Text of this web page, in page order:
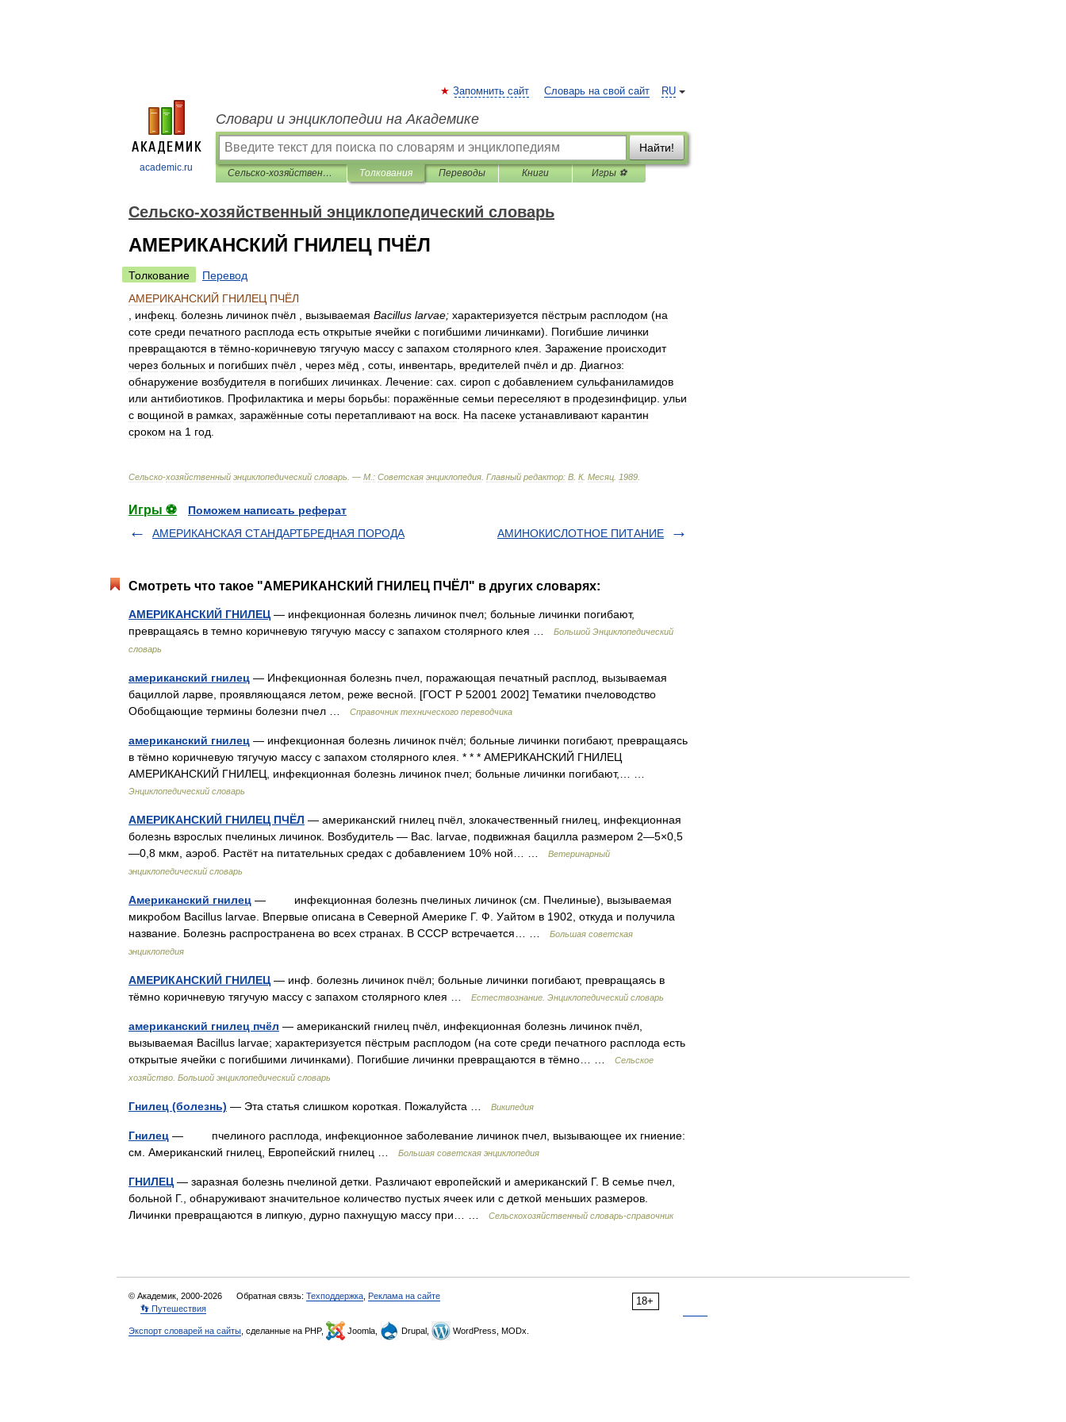
academic.ru
RU
Запомнить сайт Словарь на свой сайт
Словари и энциклопедии на Академике
Найти!
Сельско-хозяйственный энциклопедический словарь Толкования Переводы Книги Игры ⚽
Сельско-хозяйственный энциклопедический словарь
АМЕРИКАНСКИЙ ГНИЛЕЦ ПЧЁЛ
Толкование
Перевод
АМЕРИКАНСКИЙ ГНИЛЕЦ ПЧЁЛ
инфекц болезнь личинок пчёл вызываемая Bacillus larvae; характеризуется пёстрым расплодом (на
соте среди печатного расплода есть открытые ячейки с погибшими личинками). Погибшие личинки
превращаются в тёмно-коричневую тягучую массу с запахом столярного клея Заражение происходит
через больных и погибших пчёл через мёд соты инвентарь вредителей пчёл и др Диагноз:
обнаружение возбудителя в погибших личинках Лечение: сах сироп с добавлением сульфаниламидов
или антибиотиков Профилактика и меры борьбы: поражённые семьи переселяют в продезинфицир ульи
с вощиной в рамках заражённые соты перетапливают на воск На пасеке устанавливают карантин
сроком на 1 год
Сельско-хозяйственный энциклопедический словарь . — М : Советская энциклопедия Главный редактор: В К. Месяц 1989
Игры ⚽
Поможем написать реферат
АМЕРИКАНСКАЯ СТАНДАРТБРЕДНАЯ ПОРОДА
АМИНОКИСЛОТНОЕ ПИТАНИЕ
Смотреть что такое "АМЕРИКАНСКИЙ ГНИЛЕЦ ПЧЁЛ" в других словарях:
АМЕРИКАНСКИЙ ГНИЛЕЦ — инфекционная болезнь личинок пчел; больные личинки погибают,
превращаясь в темно коричневую тягучую массу с запахом столярного клея …
Большой Энциклопедический
словарь
американский гнилец — Инфекционная болезнь пчел, поражающая печатный расплод, вызываемая
бациллой ларве, проявляющаяся летом, реже весной. [ГОСТ Р 52001 2002] Тематики пчеловодство
Обобщающие термины болезни пчел …
Справочник технического переводчика
американский гнилец — инфекционная болезнь личинок пчёл; больные личинки погибают, превращаясь
в тёмно коричневую тягучую массу с запахом столярного клея. * * * АМЕРИКАНСКИЙ ГНИЛЕЦ
АМЕРИКАНСКИЙ ГНИЛЕЦ, инфекционная болезнь личинок пчел; больные личинки погибают,… …
Энциклопедический словарь
АМЕРИКАНСКИЙ ГНИЛЕЦ ПЧЁЛ — американский гнилец пчёл, злокачественный гнилец, инфекционная
болезнь взрослых пчелиных личинок. Возбудитель — Вас. larvae, подвижная бацилла размером 2—5×0,5
—0,8 мкм, аэроб. Растёт на питательных средах с добавлением 10% ной… …
Ветеринарный
энциклопедический словарь
Американский гнилец — инфекционная болезнь пчелиных личинок (см. Пчелиные), вызываемая
микробом Bacillus larvae. Впервые описана в Северной Америке Г. Ф. Уайтом в 1902, откуда и получила
название. Болезнь распространена во всех странах. В СССР встречается… …
Большая советская
энциклопедия
АМЕРИКАНСКИЙ ГНИЛЕЦ — инф. болезнь личинок пчёл; больные личинки погибают, превращаясь в
тёмно коричневую тягучую массу с запахом столярного клея …
Естествознание. Энциклопедический словарь
американский гнилец пчёл — американский гнилец пчёл, инфекционная болезнь личинок пчёл,
вызываемая Bacillus larvae; характеризуется пёстрым расплодом (на соте среди печатного расплода есть
открытые ячейки с погибшими личинками). Погибшие личинки превращаются в тёмно… …
Сельское
хозяйство. Большой энциклопедический словарь
Гнилец (болезнь) — Эта статья слишком короткая. Пожалуйста … Википедия
Гнилец — пчелиного расплода, инфекционное заболевание личинок пчел, вызывающее их гниение:
см. Американский гнилец, Европейский гнилец …
Большая советская энциклопедия
ГНИЛЕЦ — заразная болезнь пчелиной детки. Различают европейский и американский Г. В семье пчел,
больной Г., обнаруживают значительное количество пустых ячеек или с деткой меньших размеров.
Личинки превращаются в липкую, дурно пахнущую массу при… …
Сельскохозяйственный словарь-справочник
18+
© Академик, 2000-2026 Обратная связь: Техподдержка Реклама на сайте
👣 Путешествия
Экспорт словарей на сайты , сделанные на PHP, Joomla, Drupal, WordPress, MODx.